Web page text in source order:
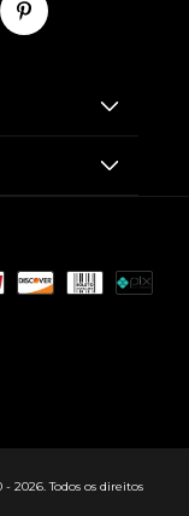
2026. Todos os direitos